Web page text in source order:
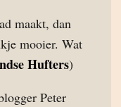
maakt, dan
mooier. Wat
Hufters)
Peter